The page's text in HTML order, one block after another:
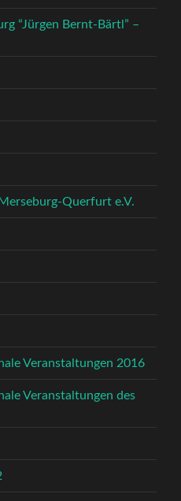
“Jürgen Bernt-Bärtl” –
Querfurt e.V.
Veranstaltungen 2016
Veranstaltungen des